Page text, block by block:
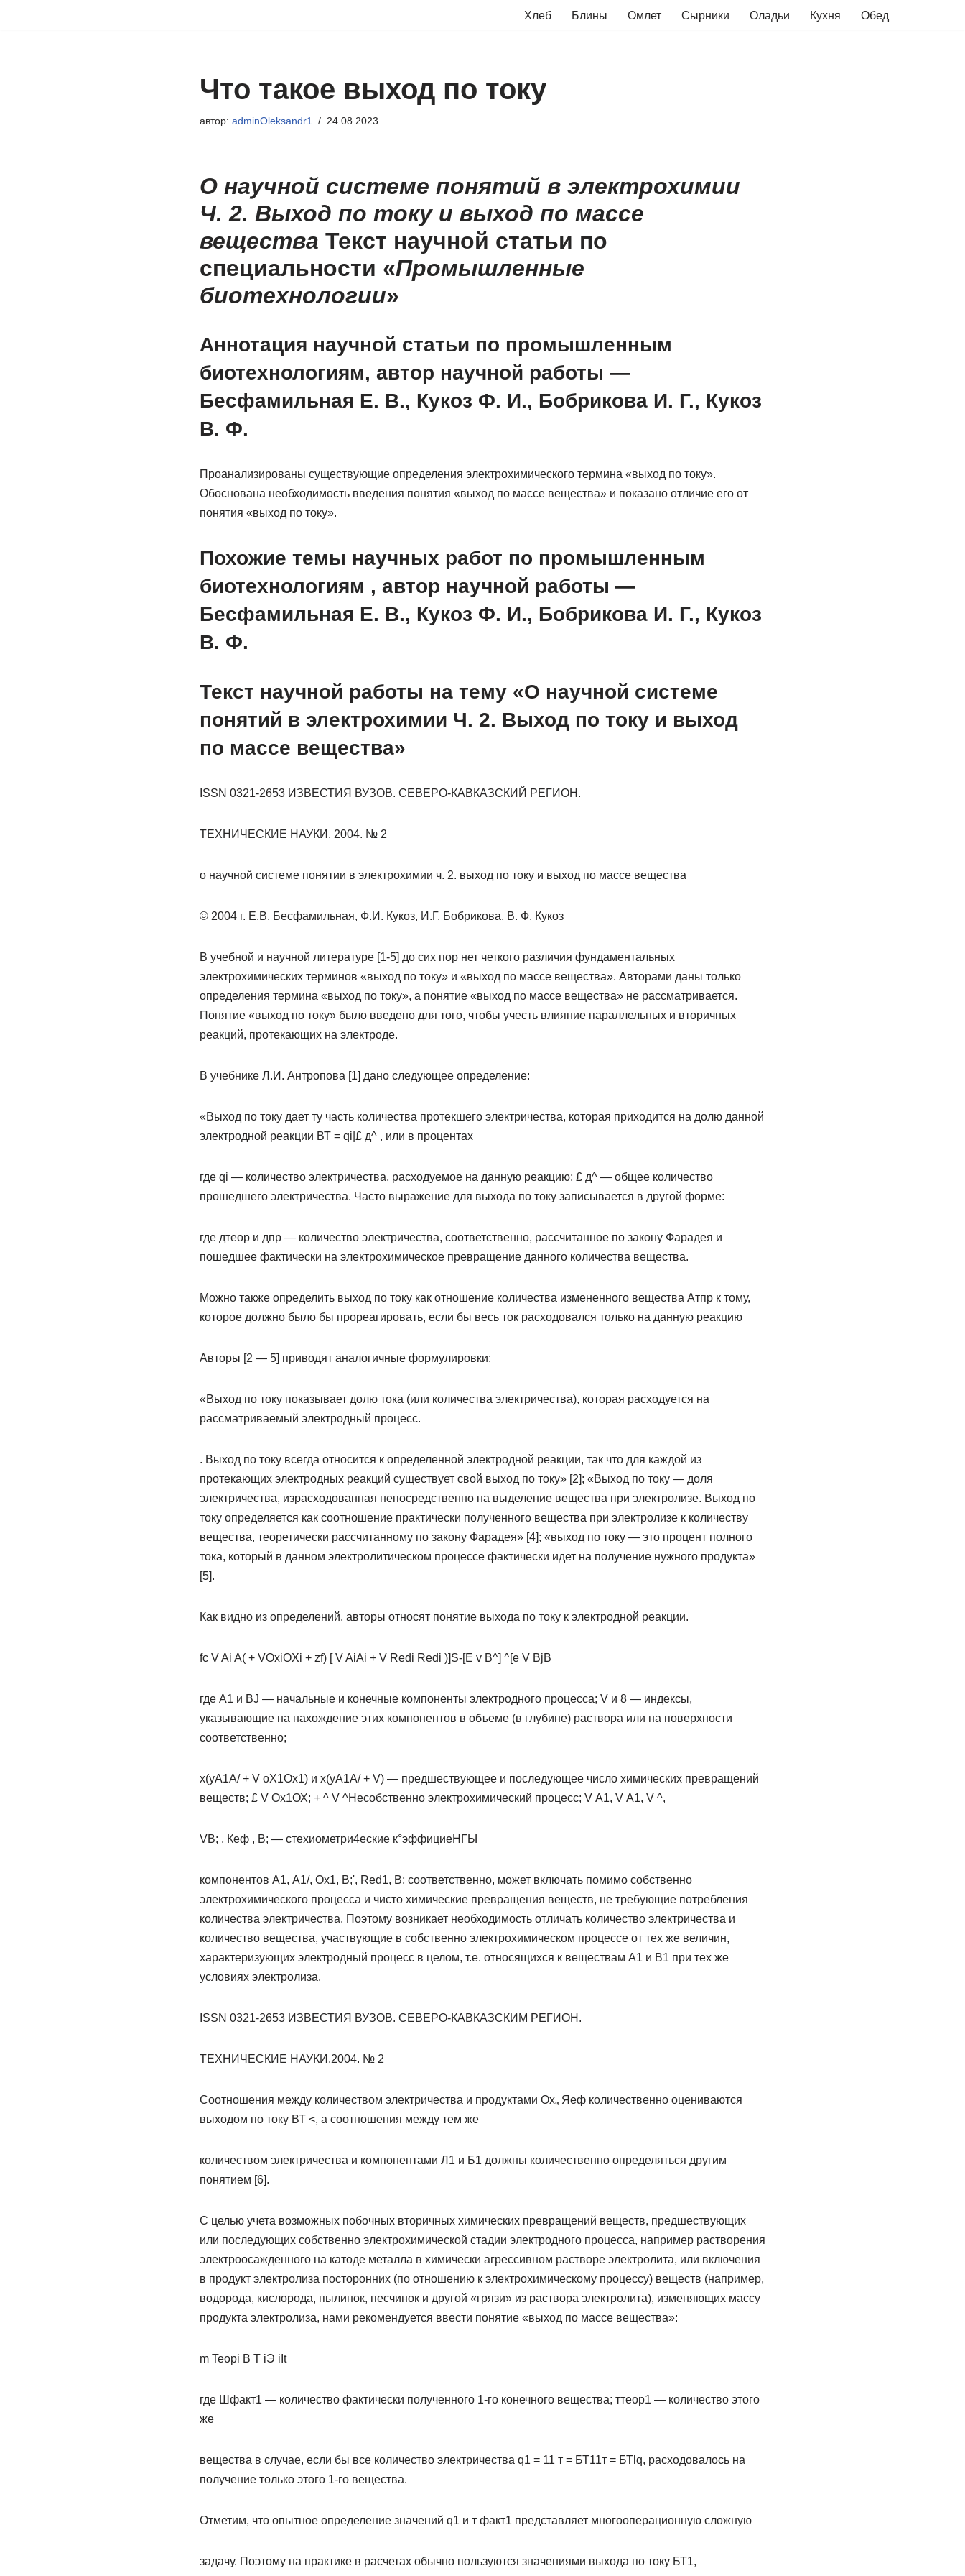
Хлеб Блины Омлет Сырники Оладьи Кухня Обед
Что такое выход по току
автор: adminOleksandr1 24.08.2023
О научной системе понятий в электрохимии
Ч. 2. Выход по току и выход по массе
вещества Текст научной статьи по
специальности «Промышленные
биотехнологии»
Аннотация научной статьи по промышленным
биотехнологиям, автор научной работы —
Бесфамильная Е. В., Кукоз Ф. И., Бобрикова И. Г., Кукоз
В. Ф.
Проанализированы существующие определения электрохимического термина «выход по току».
Обоснована необходимость введения понятия «выход по массе вещества» и показано отличие его от
понятия «выход по току».
Похожие темы научных работ по промышленным
биотехнологиям , автор научной работы —
Бесфамильная Е. В., Кукоз Ф. И., Бобрикова И. Г., Кукоз
В. Ф.
Текст научной работы на тему «О научной системе
понятий в электрохимии Ч. 2. Выход по току и выход
по массе вещества»
ISSN 0321-2653 ИЗВЕСТИЯ ВУЗОВ. СЕВЕРО-КАВКАЗСКИЙ РЕГИОН.
ТЕХНИЧЕСКИЕ НАУКИ. 2004. № 2
о научной системе понятии в электрохимии ч. 2. выход по току и выход по массе вещества
© 2004 г. Е.В. Бесфамильная, Ф.И. Кукоз, И.Г. Бобрикова, В. Ф. Кукоз
В учебной и научной литературе [1-5] до сих пор нет четкого различия фундаментальных
электрохимических терминов «выход по току» и «выход по массе вещества». Авторами даны только
определения термина «выход по току», а понятие «выход по массе вещества» не рассматривается.
Понятие «выход по току» было введено для того, чтобы учесть влияние параллельных и вторичных
реакций, протекающих на электроде.
В учебнике Л.И. Антропова [1] дано следующее определение:
«Выход по току дает ту часть количества протекшего электричества, которая приходится на долю данной
электродной реакции ВТ = qi|£ д^ , или в процентах
где qi — количество электричества, расходуемое на данную реакцию; £ д^ — общее количество
прошедшего электричества. Часто выражение для выхода по току записывается в другой форме:
где дтеор и дпр — количество электричества, соответственно, рассчитанное по закону Фарадея и
пошедшее фактически на электрохимическое превращение данного количества вещества.
Можно также определить выход по току как отношение количества измененного вещества Атпр к тому,
которое должно было бы прореагировать, если бы весь ток расходовался только на данную реакцию
Авторы [2 — 5] приводят аналогичные формулировки:
«Выход по току показывает долю тока (или количества электричества), которая расходуется на
рассматриваемый электродный процесс.
. Выход по току всегда относится к определенной электродной реакции, так что для каждой из
протекающих электродных реакций существует свой выход по току» [2]; «Выход по току — доля
электричества, израсходованная непосредственно на выделение вещества при электролизе. Выход по
току определяется как соотношение практически полученного вещества при электролизе к количеству
вещества, теоретически рассчитанному по закону Фарадея» [4]; «выход по току — это процент полного
тока, который в данном электролитическом процессе фактически идет на получение нужного продукта»
[5].
Как видно из определений, авторы относят понятие выхода по току к электродной реакции.
fc V Ai A( + VOxiOXi + zf) [ V AiAi + V Redi Redi )]S-[Е v B^] ^[е V BjB
где А1 и BJ — начальные и конечные компоненты электродного процесса; V и 8 — индексы,
указывающие на нахождение этих компонентов в объеме (в глубине) раствора или на поверхности
соответственно;
х(уА1А/ + V оХ1Ох1) и х(уА1А/ + V) — предшествующее и последующее число химических превращений
веществ; £ V Ох1ОХ; + ^ V ^Несобственно электрохимический процесс; V А1, V А1, V ^,
VВ; , Кеф , В; — стехиометри4еские к°эффициеНГЫ
компонентов А1, А1/, Ох1, В;', Red1, В; соответственно, может включать помимо собственно
электрохимического процесса и чисто химические превращения веществ, не требующие потребления
количества электричества. Поэтому возникает необходимость отличать количество электричества и
количество вещества, участвующие в собственно электрохимическом процессе от тех же величин,
характеризующих электродный процесс в целом, т.е. относящихся к веществам А1 и В1 при тех же
условиях электролиза.
ISSN 0321-2653 ИЗВЕСТИЯ ВУЗОВ. СЕВЕРО-КАВКАЗСКИМ РЕГИОН.
ТЕХНИЧЕСКИЕ НАУКИ.2004. № 2
Соотношения между количеством электричества и продуктами Ох„ Яеф количественно оцениваются
выходом по току ВТ <, а соотношения между тем же
количеством электричества и компонентами Л1 и Б1 должны количественно определяться другим
понятием [6].
С целью учета возможных побочных вторичных химических превращений веществ, предшествующих
или последующих собственно электрохимической стадии электродного процесса, например растворения
электроосажденного на катоде металла в химически агрессивном растворе электролита, или включения
в продукт электролиза посторонних (по отношению к электрохимическому процессу) веществ (например,
водорода, кислорода, пылинок, песчинок и другой «грязи» из раствора электролита), изменяющих массу
продукта электролиза, нами рекомендуется ввести понятие «выход по массе вещества»:
m Teopi B Т iЭ iIt
где Шфакт1 — количество фактически полученного 1-го конечного вещества; ттеор1 — количество этого
же
вещества в случае, если бы все количество электричества q1 = 11 т = БТ11т = БТlq, расходовалось на
получение только этого 1-го вещества.
Отметим, что опытное определение значений q1 и т факт1 представляет многооперационную сложную
задачу. Поэтому на практике в расчетах обычно пользуются значениями выхода по току БТ1,